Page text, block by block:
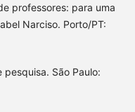
professores: para uma
Narciso. Porto/PT:
pesquisa. São Paulo: